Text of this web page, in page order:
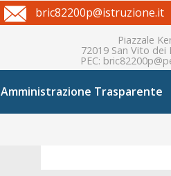
bric82200p@istruzione.it
Piazzale
72019 San Vito dei
PEC:
Amministrazione Trasparente